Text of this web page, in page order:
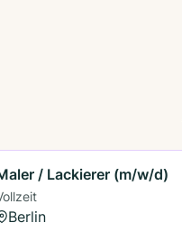
/ Lackierer (m/w/d)
Berlin